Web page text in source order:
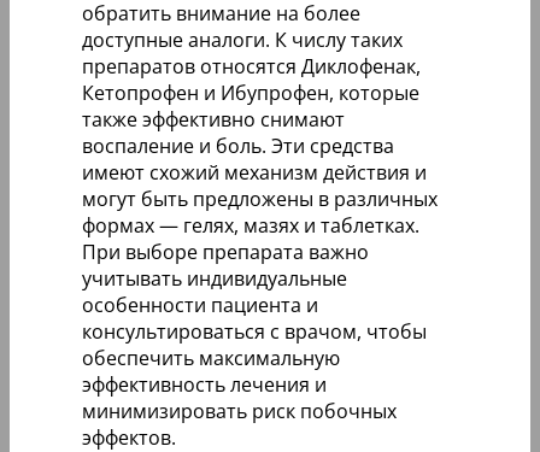
обратить внимание на более
доступные аналоги. К числу таких
препаратов относятся Диклофенак,
Кетопрофен и Ибупрофен, которые
также эффективно снимают
воспаление и боль. Эти средства
имеют схожий механизм действия и
могут быть предложены в различных
формах — гелях, мазях и таблетках.
При выборе препарата важно
учитывать индивидуальные
особенности пациента и
консультироваться с врачом, чтобы
обеспечить максимальную
эффективность лечения и
минимизировать риск побочных
эффектов.